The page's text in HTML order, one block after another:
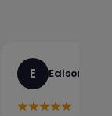
E Edison
★★★★★